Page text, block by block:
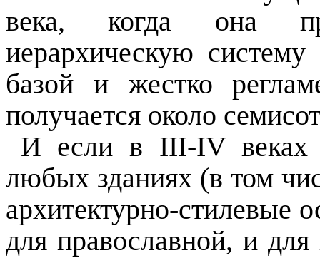
века, когда она
иерархическую систему
базой и жестко
получается около
И если в III-IV веках
любых зданиях (в том
архитектурно-стилевые
для православной, и